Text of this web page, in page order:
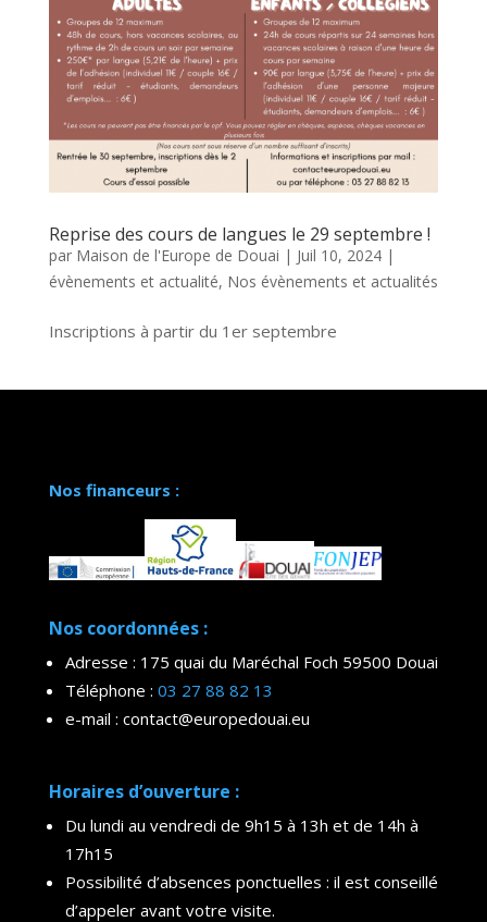
Reprise des cours de langues le 29 septembre !
par Maison de l'Europe de Douai | Juil 10, 2024|
évènements et actualité, Nos évènements et actualités
Inscriptions à partir du 1er septembre
Nos financeurs :
Nos coordonnées :
Adresse : 175 quai du Maréchal Foch 59500 Douai
Téléphone : 03 27 88 82 13
e-mail : contact@europedouai.eu
Horaires d’ouverture :
Du lundi au vendredi de 9h15 à 13h et de 14h à
17h15
Possibilité d’absences ponctuelles : il est conseillé
d’appeler avant votre visite.